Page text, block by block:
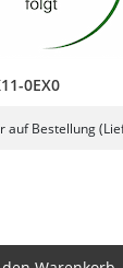
0EX0
auf Bestellung